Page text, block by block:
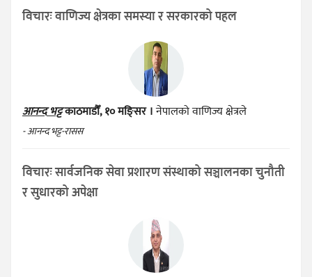
विचारः वाणिज्य क्षेत्रका समस्या र सरकारको पहल
आनन्द भट्टकाठमाडौँ, १० मङ्सिर ।नेपालको वाणिज्य क्षेत्रले
- आनन्द भट्ट-रासस
विचारः सार्वजनिक सेवा प्रशारण संस्थाको सञ्चालनका चुनौती
र सुधारको अपेक्षा